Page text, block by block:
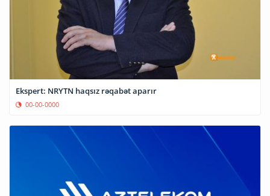
Ekspert: NRYTN haqsız rəqabət aparır
00-00-0000